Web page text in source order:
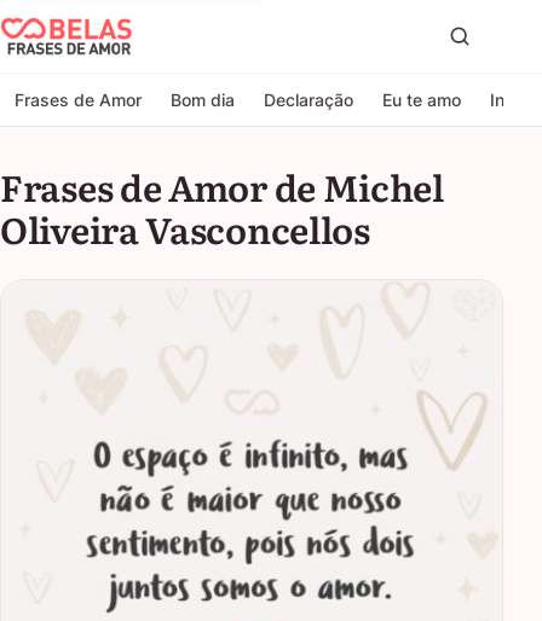
Belas Frases de Amor
Frases de Amor Bom dia Declaração Eu te amo
Frases de Amor de Michel
Oliveira Vasconcellos